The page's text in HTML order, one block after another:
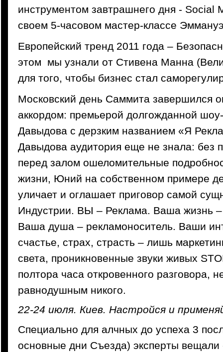
инструментом завтрашнего дня - Social
своем 5-часовом мастер-классе
Европейский тренд 2011 года –
этом мы узнали от Стивена Манна
для того, чтобы бизнес стал
Московский день Саммита завершился
аккордом: премьерой долгожданной
Давыдова с дерзким названием «Я
Давыдова аудитория еще не знала: без
перед залом ошеломительные
жизни, Юний на собственном примере
уличает и оглашает приговор самой
Индустрии. ВЫ – Реклама. Ваша жизнь
Ваша душа – рекламоноситель. Ваши
счастье, страх, страсть – лишь
света, проникновенные звуки живых
полтора часа откровенного разговора,
равнодушным никого.
22-24 июля. Киев. Настройся и
Специально для алчных до успеха 3
основные дни Съезда) эксперты вещали